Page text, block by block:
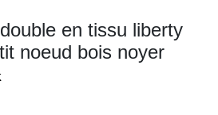
en tissu liberty
noeud bois noyer